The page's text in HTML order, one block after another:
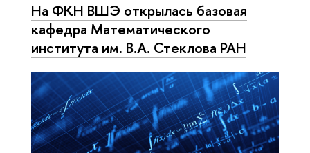
На ФКН ВШЭ открылась базовая
кафедра Математического
института им. В.А. Стеклова РАН